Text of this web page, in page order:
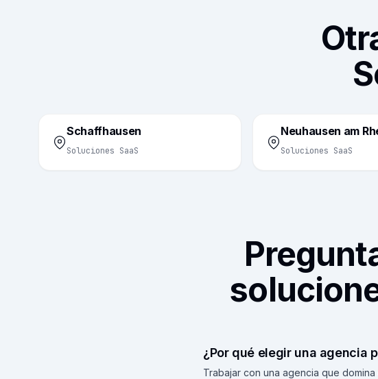
Schaffhausen
Soluciones SaaS
Neuhausen am
Soluciones SaaS
¿Por qué elegir una agencia
Trabajar con una agencia que